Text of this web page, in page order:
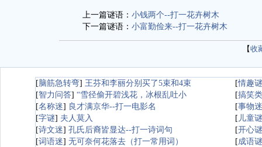
上一篇谜语： 小钱两个--打一花卉树木
下一篇谜语： 小富勤俭来--打一花卉树木
【收
[脑筋急转弯] 王芬和李丽分别买了5束和4束 [情趣
[智力问答] “雪径偷开碧浅花，冰根乱吐小 [搞笑类
[名称迷] 良才满京华--打一电影名 [事物迷
[字谜] 夫人莫入 [ 儿童
[诗文迷] 孔氏后裔皆显达--打一诗词句 [开心
[词语迷] 无可奈何花落去（打一常用词） [成语谜